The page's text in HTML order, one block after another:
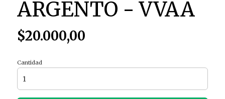
ARGENTO - VVAA
$20.000,00
Cantidad